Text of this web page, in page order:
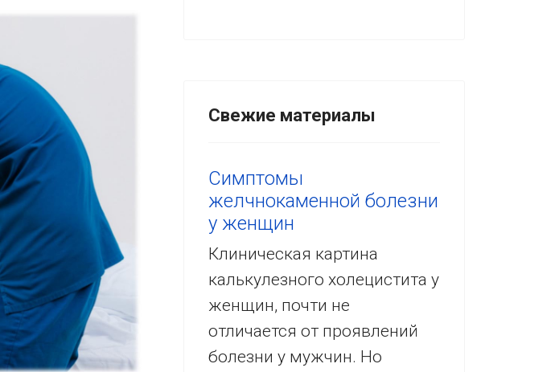
Свежие материалы
Симптомы
желчнокаменной болезни
у женщин
Клиническая картина
калькулезного холецистита у
женщин, почти не
отличается от проявлений
болезни у мужчин. Но